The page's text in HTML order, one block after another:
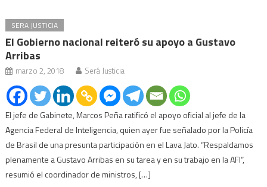
SERA JUSTICIA
El Gobierno nacional reiteró su apoyo a Gustavo
Arribas
marzo 2, 2018 Será Justicia
El jefe de Gabinete, Marcos Peña ratificó el apoyo oficial al jefe de la
Agencia Federal de Inteligencia, quien ayer fue señalado por la Policía
de Brasil de una presunta participación en el Lava Jato. “Respaldamos
plenamente a Gustavo Arribas en su tarea y en su trabajo en la AFI“,
resumió el coordinador de ministros, […]